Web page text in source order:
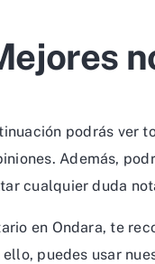
podrás ver
Además,
cualquier duda
en Ondara, te
puedes usar